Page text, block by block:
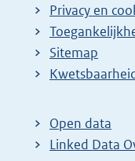
Privacy en
Sitemap
E
t
e
Open data
Linked Data